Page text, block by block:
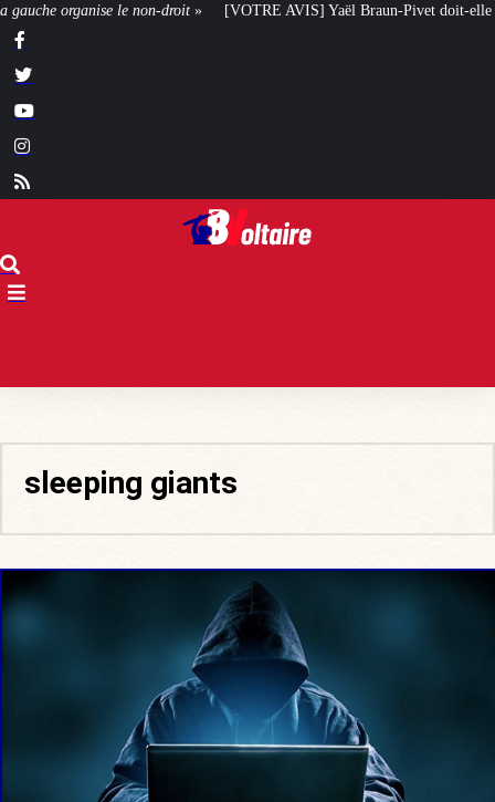
AVIS] Yaël Braun-Pivet doit-elle renoncer à son projet architectural ?
sleeping giants